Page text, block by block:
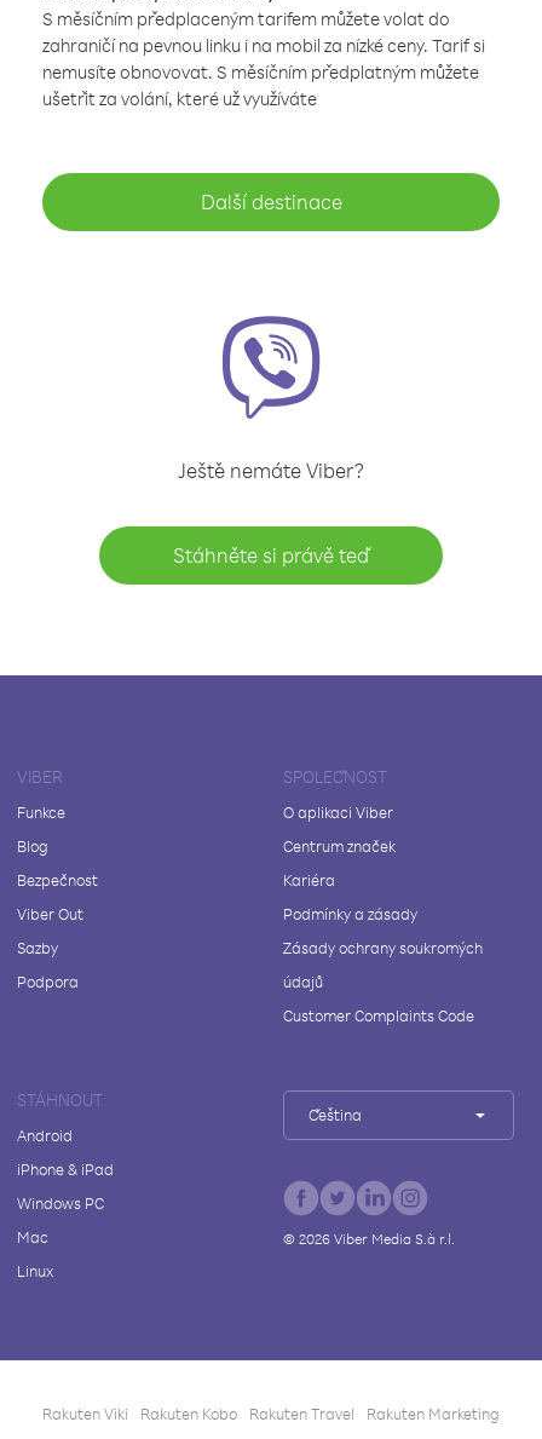
S měsíčním předplaceným tarifem můžete volat do
zahraničí na pevnou linku i na mobil za nízké ceny. Tarif si
nemusíte obnovovat. S měsíčním předplatným můžete
ušetřit za volání, které už využíváte
Další destinace
Ještě nemáte Viber?
Stáhněte si právě teď
VIBER
Funkce
Blog
Bezpečnost
Viber Out
Sazby
Podpora
SPOLEČNOST
O aplikaci Viber
Centrum značek
Kariéra
Podmínky a zásady
Zásady ochrany soukromých
údajů
Customer Complaints Code
STÁHNOUT
Android
iPhone & iPad
Windows PC
Mac
Linux
Čeština
© 2026Viber Media S.à r.l.
Rakuten Viki Rakuten Kobo Rakuten Travel Rakuten Marketing